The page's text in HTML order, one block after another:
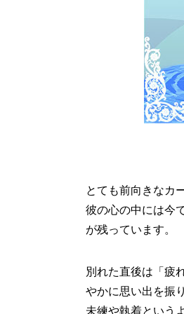
とても前向きなカ
彼の心の中には今
が残っています。
別れた直後は「疲
やかに思い出を振
未練や執着という